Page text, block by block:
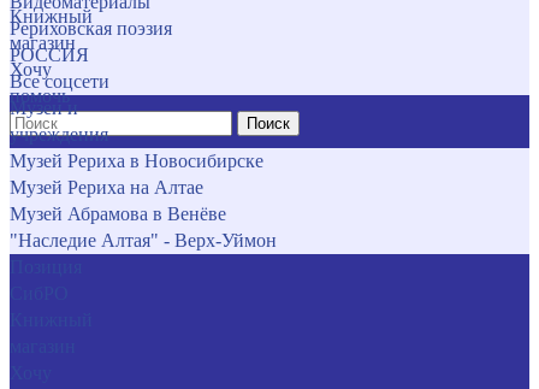
Книжный
магазин
Хочу
помочь
Поиск
Рериховская поэзия
РОССИЯ
Все соцсети
Музеи и
учреждения
Музей Рериха в Новосибирске
Музей Рериха на Алтае
Музей Абрамова в Венёве
"Наследие Алтая" - Верх-Уймон